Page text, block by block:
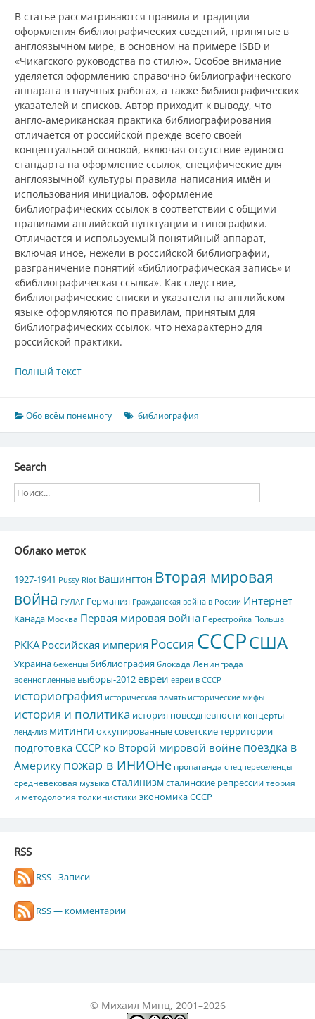
В статье рассматриваются правила и традиции
оформления библиографических сведений, принятые в
англоязычном мире, в основном на примере ISBD и
«Чикагского руководства по стилю». Особое внимание
уделяется оформлению справочно-библиографического
аппарата в научных работах, а также библиографических
указателей и списков. Автор приходит к выводу, что
англо-американская практика библиографирования
отличается от российской прежде всего своей
концептуальной основой, включая отсутствие единого
стандарта на оформление ссылок, специфические для
англоязычной культуры правила написания имён и
использования инициалов, оформление
библиографических ссылок в соответствии с общими
правилами английской пунктуации и типографики.
Отличается и используемый понятийный аппарат,
включая иное, нежели в российской библиографии,
разграничение понятий «библиографическая запись» и
«библиографическая ссылка». Как следствие,
библиографические списки и указатели на английском
языке оформляются по правилам, принятым для
библиографических ссылок, что нехарактерно для
российской практики.
Полный текст
Обо всём понемногу библиография
Search
Облако меток
1927-1941 Pussy Riot Вашингтон Вторая мировая
война ГУЛАГ Германия Гражданская война в России Интернет
Канада Москва Первая мировая война Перестройка Польша
РККА Российская империя Россия СССРСША
Украина беженцы библиография блокада Ленинграда
военнопленные выборы-2012евреи евреи в СССР
историография историческая память исторические мифы
история и политика история повседневности концерты
ленд-лиз митинги оккупированные советские территории
подготовка СССР ко Второй мировой войнепоездка в
Америкупожар в ИНИОНе пропаганда спецпереселенцы
средневековая музыка сталинизмсталинские репрессиитеория
и методология толкинистики экономика СССР
RSS
RSS - Записи
RSS — комментарии
© Михаил Минц, 2001–2026